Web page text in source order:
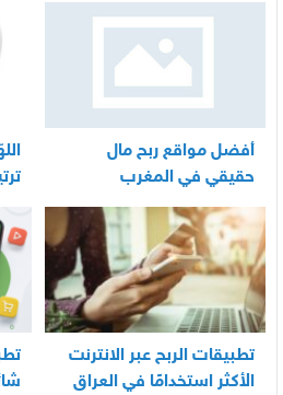
أفضل مواقع ربح مال
حقيقي في المغرب
تطبيقات الربح عبر الانترنت
الأكثر استخدامًا في العراق